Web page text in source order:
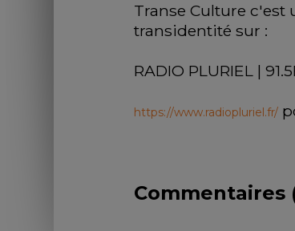
Transe Culture
transidentité sur :
RADIO PLURIEL |
https://www.radiopluriel.fr/
Commentaires